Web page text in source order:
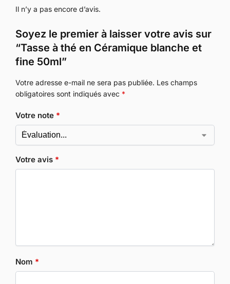
Il n’y a pas encore d’avis.
Soyez le premier à laisser votre avis sur
“Tasse à thé en Céramique blanche et
fine 50ml”
Votre adresse e-mail ne sera pas publiée. Les champs
obligatoires sont indiqués avec *
Votre note *
Votre avis *
Nom *